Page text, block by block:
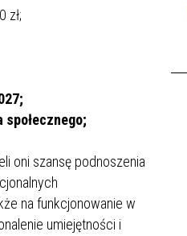
zł;
oni szansę podnoszenia
na funkcjonowanie w
umiejętności i